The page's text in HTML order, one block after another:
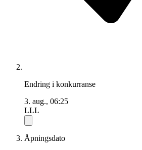
Endring i konkurranse
3. aug., 06:25
LLL
Åpningsdato